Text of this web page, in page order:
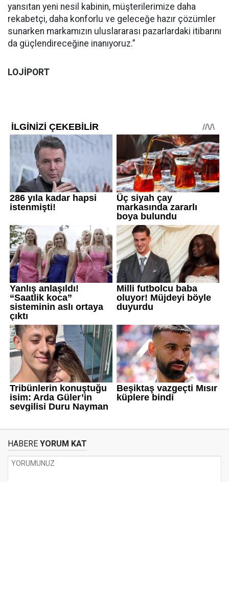
yansıtan yeni nesil kabinin, müşterilerimize daha
rekabetçi, daha konforlu ve geleceğe hazır çözümler
sunarken markamızın uluslararası pazarlardaki itibarını
da güçlendireceğine inanıyoruz.”
LOJİPORT
HABERE YORUM KAT